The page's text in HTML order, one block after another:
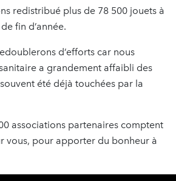
redistribué plus de 78 500 jouets à
fin d’année.
d’efforts car nous
a grandement affaibli des
été déjà touchées par la
associations partenaires comptent
vous, pour apporter du bonheur à